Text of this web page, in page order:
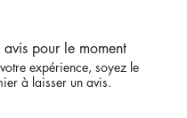
avis pour le moment
expérience, soyez le
à laisser un avis.